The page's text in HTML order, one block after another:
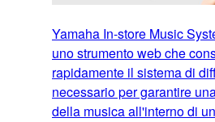
Yamaha In-store Music
uno strumento web che
rapidamente il sistema di
necessario per garantire
della musica all'interno di